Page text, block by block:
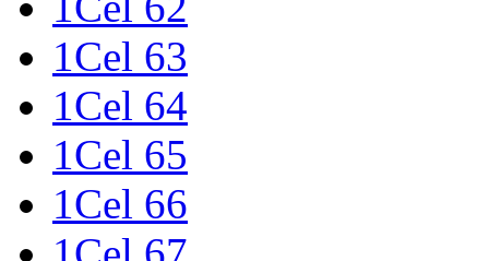
1Cel 63
1Cel 64
1Cel 65
1Cel 66